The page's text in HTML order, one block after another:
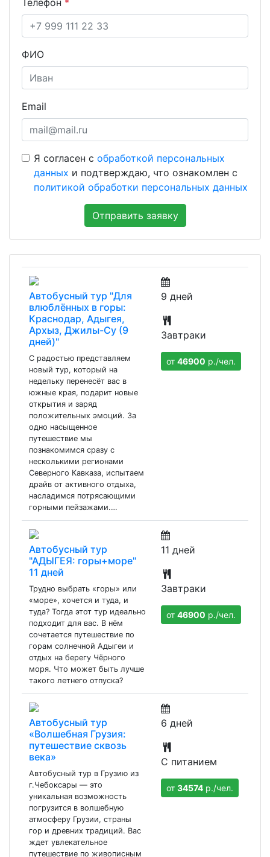
ФИО
Email
Я согласен с обработкой персональных
данных и подтверждаю, что ознакомлен с
политикой обработки персональных данных
Автобусный тур "Для
влюблённых в горы:
Краснодар, Адыгея,
Архыз, Джилы-Су (9
дней)"
С радостью представляем
новый тур, который на
недельку перенесёт вас в
южные края, подарит новые
открытия и заряд
положительных эмоций. За
одно насыщенное
путешествие мы
познакомимся сразу с
несколькими регионами
Северного Кавказа, испытаем
драйв от активного отдыха,
насладимся потрясающими
горными пейзажами.…
9 дней
Завтраки
от 46900 р./чел.
Автобусный тур
"АДЫГЕЯ: горы+море"
11 дней
Трудно выбрать «горы» или
«море», хочется и туда, и
туда? Тогда этот тур идеально
подходит для вас. В нём
сочетается путешествие по
горам солнечной Адыгеи и
отдых на берегу Чёрного
моря. Что может быть лучше
такого летнего отпуска?
11 дней
Завтраки
от 46900 р./чел.
Автобусный тур
«Волшебная Грузия:
путешествие сквозь
века»
Автобусный тур в Грузию из
г.Чебоксары — это
уникальная возможность
погрузится в волшебную
атмосферу Грузии, страны
гор и древних традиций. Вас
ждет увлекательное
путешествие по живописным
6 дней
С питанием
от 34574 р./чел.